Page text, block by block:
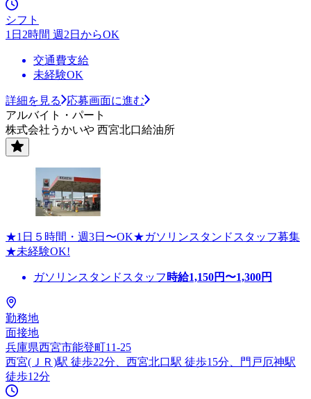
シフト
1日2時間 週2日からOK
交通費支給
未経験OK
詳細を見る
応募画面に進む
アルバイト・パート
株式会社うかいや 西宮北口給油所
★1日５時間・週3日〜OK★ガソリンスタンドスタッフ募集
★未経験OK!
ガソリンスタンドスタッフ 時給1,150円〜1,300円
勤務地
面接地
兵庫県西宮市能登町11-25
西宮(ＪＲ)駅 徒歩22分、西宮北口駅 徒歩15分、門戸厄神駅
徒歩12分